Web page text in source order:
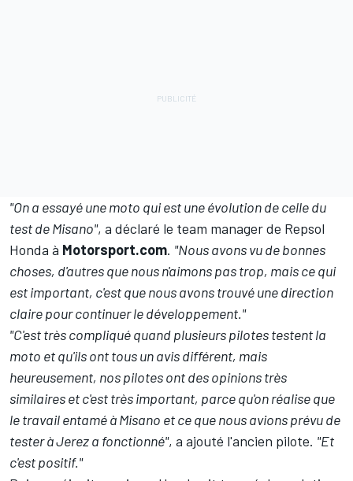
"On a essayé une moto qui est une évolution de celle du
test de Misano", a déclaré le team manager de Repsol
Honda à Motorsport.com. "Nous avons vu de bonnes
choses, d'autres que nous n'aimons pas trop, mais ce qui
est important, c'est que nous avons trouvé une direction
claire pour continuer le développement."
"C'est très compliqué quand plusieurs pilotes testent la
moto et qu'ils ont tous un avis différent, mais
heureusement, nos pilotes ont des opinions très
similaires et c'est très important, parce qu'on réalise que
le travail entamé à Misano et ce que nous avions prévu de
tester à Jerez a fonctionné", a ajouté l'ancien pilote. "Et
c'est positif."